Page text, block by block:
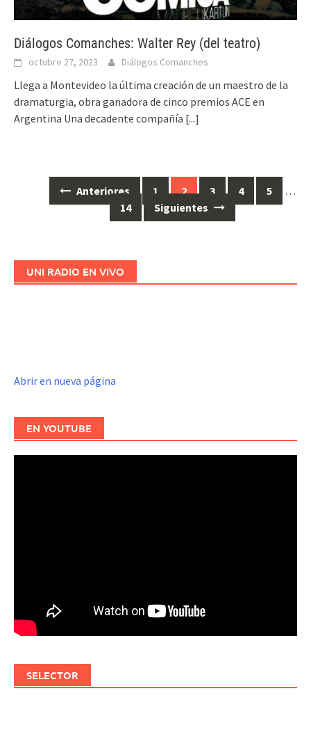
Diálogos Comanches: Walter Rey (del teatro)
octubre 27, 2023 Diálogos Comanches
Llega a Montevideo la última creación de un maestro de la
dramaturgia, obra ganadora de cinco premios ACE en
Argentina Una decadente compañía [...]
Anteriores 1 2 3 4 5
…
14
Siguientes
UNI RADIO EN VIVO
Abrir en nueva página
EN YOUTUBE
SELECTOR